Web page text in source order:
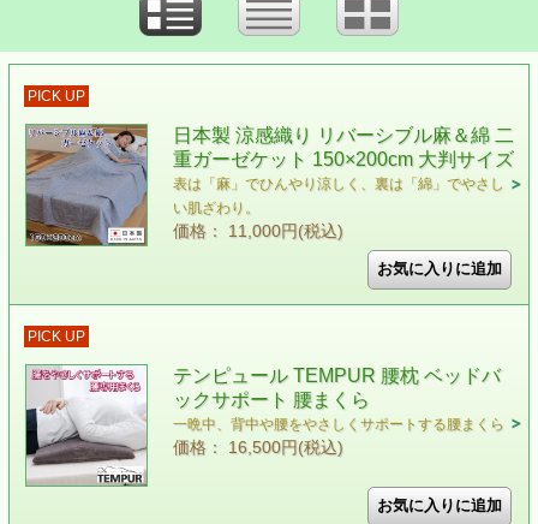
PICK UP
日本製 涼感織り リバーシブル麻＆綿 二
重ガーゼケット 150×200cm 大判サイズ
表は「麻」でひんやり涼しく、裏は「綿」でやさし
い肌ざわり。
価格： 11,000円(税込)
PICK UP
テンピュール TEMPUR 腰枕 ベッドバ
ックサポート 腰まくら
一晩中、背中や腰をやさしくサポートする腰まくら
価格： 16,500円(税込)